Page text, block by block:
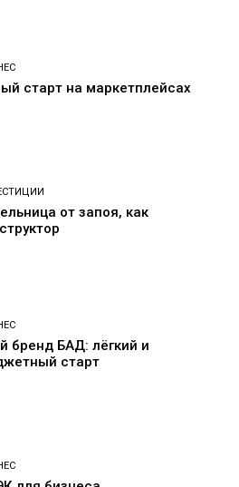
старт на маркетплейсах
от запоя, как
бренд БАД: лёгкий и
старт